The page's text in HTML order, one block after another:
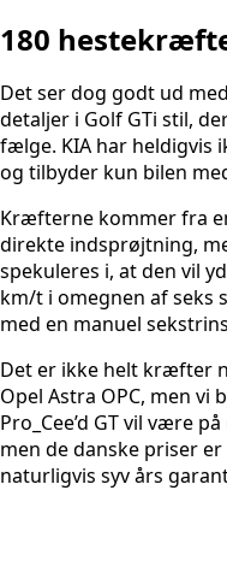
180
Det ser dog godt ud
detaljer i Golf GTi stil,
fælge. KIA har heldigvis
og tilbyder kun bilen
Kræfterne kommer fra
direkte indsprøjtning,
spekuleres i, at den vil
km/t i omegnen af seks
med en manuel
Det er ikke helt kræfter
Opel Astra OPC, men vi
Pro_Cee’d GT vil være
men de danske priser
naturligvis syv års